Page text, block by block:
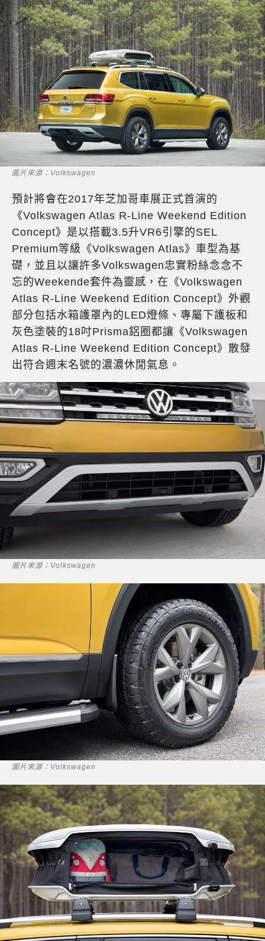
圖片來源：Volkswagen
預計將會在2017年芝加哥車展正式首演的
《Volkswagen Atlas R-Line Weekend Edition
Concept》是以搭載3.5升VR6引擎的SEL
Premium等級《Volkswagen Atlas》車型為基
礎，並且以讓許多Volkswagen忠實粉絲念念不
忘的Weekende套件為靈感，在《Volkswagen
Atlas R-Line Weekend Edition Concept》外觀
部分包括水箱護罩內的LED燈條、專屬下護板和
灰色塗裝的18吋Prisma鋁圈都讓《Volkswagen
Atlas R-Line Weekend Edition Concept》散發
出符合週末名號的濃濃休閒氣息。
圖片來源：Volkswagen
圖片來源：Volkswagen